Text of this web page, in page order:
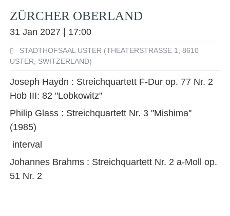
ZÜRCHER OBERLAND
31 Jan 2027 | 17:00
STADTHOFSAAL USTER (THEATERSTRASSE 1, 8610
USTER, SWITZERLAND)
Joseph Haydn : Streichquartett F-Dur op. 77 Nr. 2
Hob III: 82 "Lobkowitz"
Philip Glass : Streichquartett Nr. 3 ''Mishima''
(1985)
interval
Johannes Brahms : Streichquartett Nr. 2 a-Moll op.
51 Nr. 2